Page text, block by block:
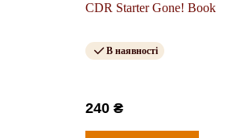
CDR Starter Gone! Book
В наявності
240 ₴